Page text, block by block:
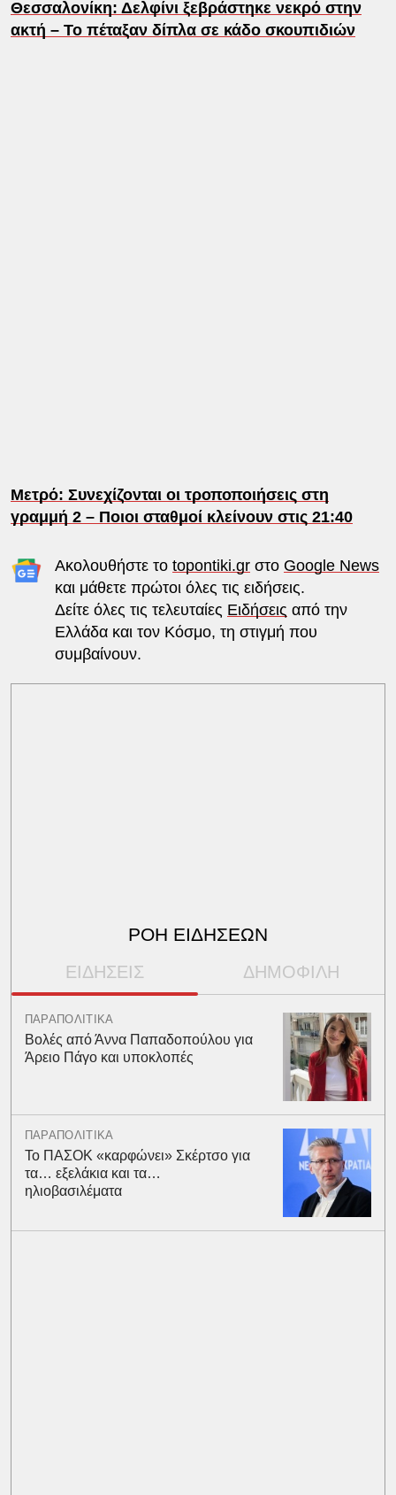
Θεσσαλονίκη: Δελφίνι ξεβράστηκε νεκρό στην
ακτή – Το πέταξαν δίπλα σε κάδο σκουπιδιών
Μετρό: Συνεχίζονται οι τροποποιήσεις στη
γραμμή 2 – Ποιοι σταθμοί κλείνουν στις 21:40
Ακολουθήστε το topontiki.grστο Google News
και μάθετε πρώτοι όλες τις ειδήσεις.
Δείτε όλες τις τελευταίες Ειδήσεις από την
Ελλάδα και τον Κόσμο, τη στιγμή που
συμβαίνουν.
ΡΟΗ ΕΙΔΗΣΕΩΝ
ΕΙΔΗΣΕΙΣ ΔΗΜΟΦΙΛΗ
ΠΑΡΑΠΟΛΙΤΙΚΑ
Βολές από Άννα Παπαδοπούλου για
Άρειο Πάγο και υποκλοπές
ΠΑΡΑΠΟΛΙΤΙΚΑ
Το ΠΑΣΟΚ «καρφώνει» Σκέρτσο για
τα… εξελάκια και τα…
ηλιοβασιλέματα